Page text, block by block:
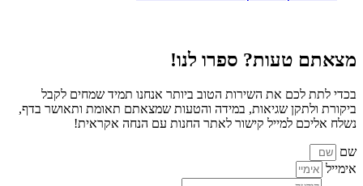
מצאתם טעות? ספרו לנו!
בכדי לתת לכם את השירות הטוב ביותר אנחנו תמיד שמחים לקבל
ביקורת ולתקן שגיאות, במידה והטעות שמצאתם תאומת ותאושר בדף,
נשלח אליכם למייל קישור לאתר החנות עם הנחה אקראית!
שם
אימייל